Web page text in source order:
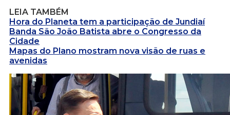
LEIA TAMBÉM
Hora do Planeta tem a participação de Jundiaí
Banda São João Batista abre o Congresso da
Cidade
Mapas do Plano mostram nova visão de ruas e
avenidas